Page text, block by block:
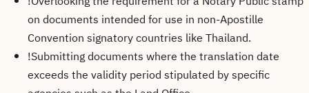
on documents intended for use in non-Apostille
Convention signatory countries like Thailand.
!Submitting documents where the translation date
exceeds the validity period stipulated by specific